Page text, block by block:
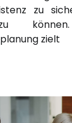
zu
zielt